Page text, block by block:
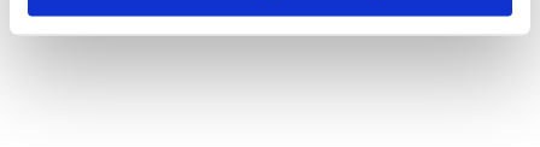
compartilharcompartilharcompartilhar